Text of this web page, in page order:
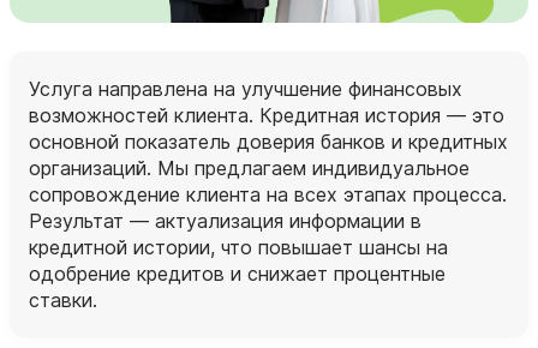
Услуга направлена на улучшение финансовых
возможностей клиента. Кредитная история — это
основной показатель доверия банков и кредитных
организаций. Мы предлагаем индивидуальное
сопровождение клиента на всех этапах процесса.
Результат — актуализация информации в
кредитной истории, что повышает шансы на
одобрение кредитов и снижает процентные
ставки.